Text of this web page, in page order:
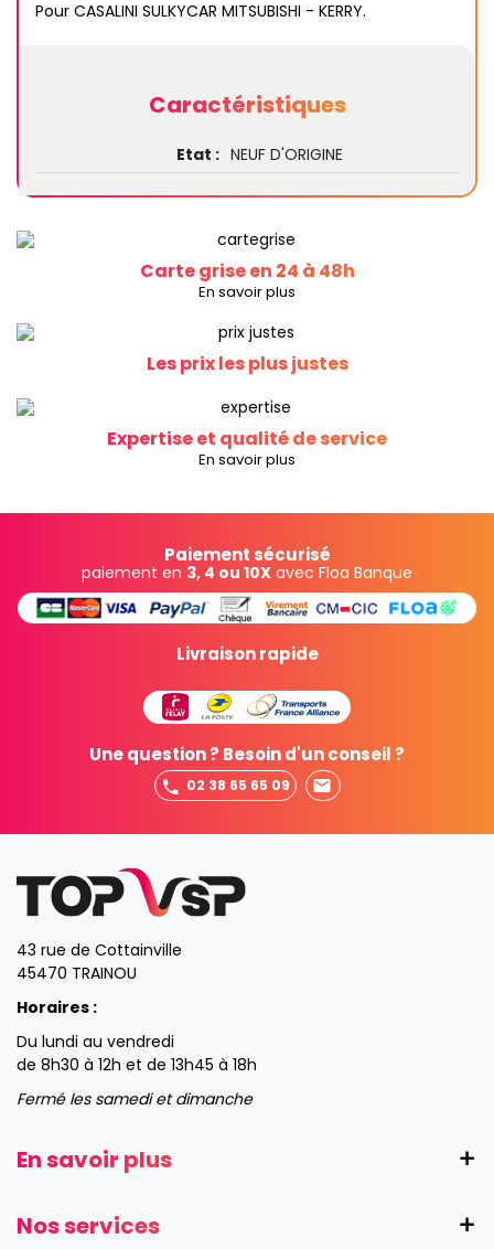
Pour CASALINI SULKYCAR MITSUBISHI - KERRY.
Caractéristiques
Etat : NEUF D'ORIGINE
Carte grise en 24 à 48h
En savoir plus
Les prix les plus justes
Expertise et qualité de service
En savoir plus
Paiement sécurisé
paiement en 3, 4 ou 10X avec Floa Banque
Livraison rapide
Une question ? Besoin d'un conseil ?
02 38 65 65 09
43 rue de Cottainville
45470 TRAINOU
Horaires :
Du lundi au vendredi
de 8h30 à 12h et de 13h45 à 18h
Fermé les samedi et dimanche
En savoir plus
Nos services